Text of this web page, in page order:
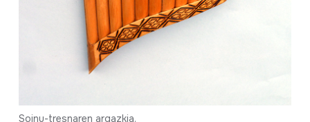
Soinu-tresnaren argazkia.